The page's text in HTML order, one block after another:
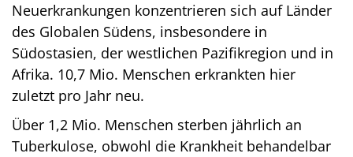
Neuerkrankungen konzentrieren sich auf Länder
des Globalen Südens, insbesondere in
Südostasien, der westlichen Pazifikregion und in
Afrika. 10,7 Mio. Menschen erkrankten hier
zuletzt pro Jahr neu.
Über 1,2 Mio. Menschen sterben jährlich an
Tuberkulose, obwohl die Krankheit behandelbar